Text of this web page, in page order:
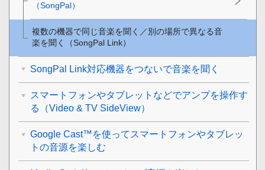
（SongPal）
複数の機器で同じ音楽を聞く／別の場所で異なる音
楽を聞く（SongPal Link）
SongPal Link対応機器をつないで音楽を聞く
スマートフォンやタブレットなどでアンプを操作す
る（Video & TV SideView）
Google Cast™を使ってスマートフォンやタブレッ
トの音源を楽しむ